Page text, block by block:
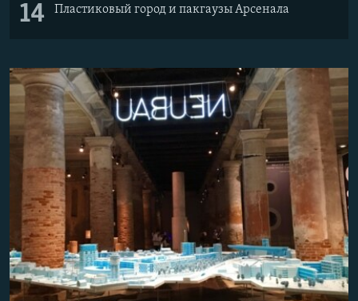
14 Пластиковый город и пакгаузы Арсенала